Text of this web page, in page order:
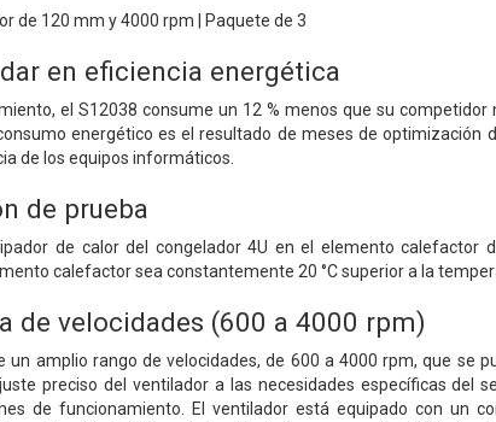
de 120 mm y 4000 rpm | Paquete de 3
en eficiencia energética
el S12038 consume un 12 % menos que su
energético es el resultado de meses de optimización
de los equipos informáticos.
de prueba
de calor del congelador 4U en el elemento calefactor
calefactor sea constantemente 20 °C superior a la
de velocidades (600 a 4000 rpm)
un amplio rango de velocidades, de 600 a 4000 rpm, que se
preciso del ventilador a las necesidades específicas del
de funcionamiento. El ventilador está equipado con un